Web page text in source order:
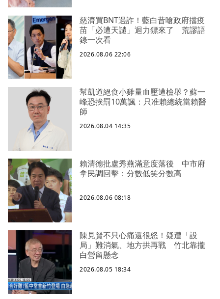
慈濟買BNT遇詐！藍白昔嗆政府擋疫
苗「必遭天譴」迴力鏢來了 荒謬語
錄一次看
2026.08.06 22:06
幫凱道絕食小雞量血壓遭檢舉？蘇一
峰恐挨罰10萬諷：只准賴總統當賴醫
師
2026.08.04 14:35
賴清德批盧秀燕滿意度落後 中市府
拿民調回擊：分數低笑分數高
2026.08.06 08:18
陳見賢不只心痛還很怒！疑遭「設
局」難消氣、地方拱再戰 竹北靠攏
白營留懸念
2026.08.05 18:34